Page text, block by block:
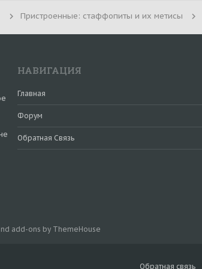
Пристроенные: стаффопиты и их метисы
НАВИГАЦИЯ
Главная
Форум
Обратная Связь
Обратная связь
add-ons by ThemeHouse